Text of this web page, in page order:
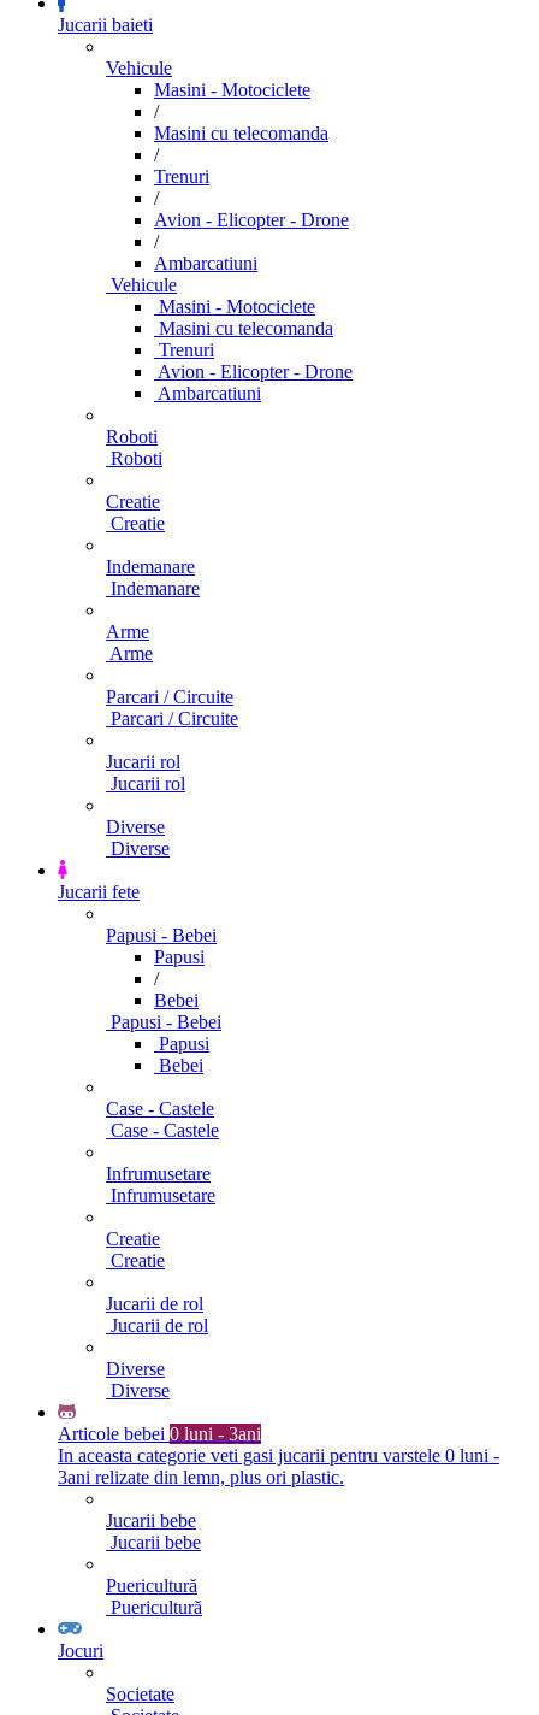
Jucarii baieti
Vehicule
Masini - Motociclete
/
Masini cu telecomanda
/
Trenuri
/
Avion - Elicopter - Drone
/
Ambarcatiuni
Vehicule
Masini - Motociclete
Masini cu telecomanda
Trenuri
Avion - Elicopter - Drone
Ambarcatiuni
Roboti
Roboti
Creatie
Creatie
Indemanare
Indemanare
Arme
Arme
Parcari / Circuite
Parcari / Circuite
Jucarii rol
Jucarii rol
Diverse
Diverse
Jucarii fete
Papusi - Bebei
Papusi
/
Bebei
Papusi - Bebei
Papusi
Bebei
Case - Castele
Case - Castele
Infrumusetare
Infrumusetare
Creatie
Creatie
Jucarii de rol
Jucarii de rol
Diverse
Diverse
Articole bebei 0 luni - 3ani
In aceasta categorie veti gasi jucarii pentru varstele 0 luni -
3ani relizate din lemn, plus ori plastic.
Jucarii bebe
Jucarii bebe
Puericultură
Puericultură
Jocuri
Societate